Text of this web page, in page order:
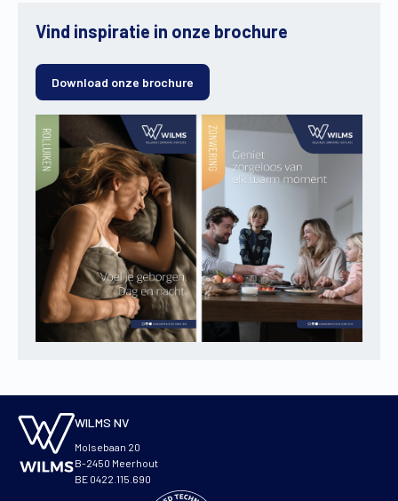
Vind inspiratie in onze brochure
Download onze brochure
WILMS NV
Molsebaan 20
B-2450 Meerhout
BE 0422.115.690